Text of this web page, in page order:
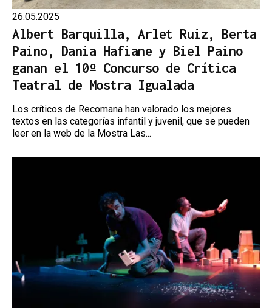
26.05.2025
Albert Barquilla, Arlet Ruiz, Berta
Paino, Dania Hafiane y Biel Paino
ganan el 10º Concurso de Crítica
Teatral de Mostra Igualada
Los críticos de Recomana han valorado los mejores
textos en las categorías infantil y juvenil, que se pueden
leer en la web de la Mostra Las...